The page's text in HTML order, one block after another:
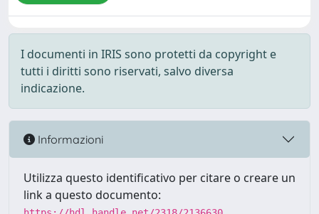
I documenti in IRIS sono protetti da copyright e
tutti i diritti sono riservati, salvo diversa
indicazione.
Informazioni
Utilizza questo identificativo per citare o creare un
link a questo documento: